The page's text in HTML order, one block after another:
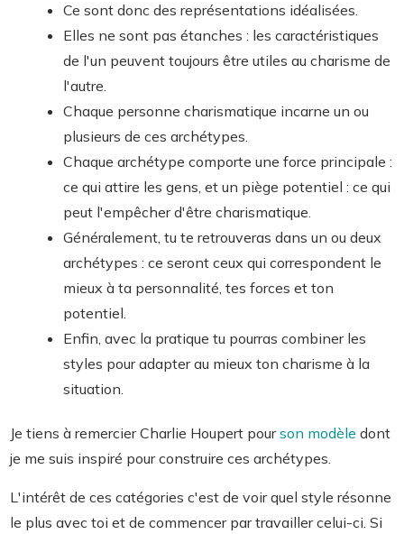
Ce sont donc des représentations idéalisées.
Elles ne sont pas étanches : les caractéristiques
de l'un peuvent toujours être utiles au charisme de
l'autre.
Chaque personne charismatique incarne un ou
plusieurs de ces archétypes.
Chaque archétype comporte une force principale :
ce qui attire les gens, et un piège potentiel : ce qui
peut l'empêcher d'être charismatique.
Généralement, tu te retrouveras dans un ou deux
archétypes : ce seront ceux qui correspondent le
mieux à ta personnalité, tes forces et ton
potentiel.
Enfin, avec la pratique tu pourras combiner les
styles pour adapter au mieux ton charisme à la
situation.
Je tiens à remercier Charlie Houpert pourson modèle dont
je me suis inspiré pour construire ces archétypes.
L'intérêt de ces catégories c'est de voir quel style résonne
le plus avec toi et de commencer par travailler celui-ci. Si